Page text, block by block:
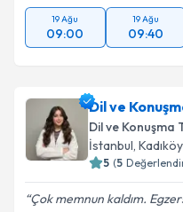
19 Ağu
09:00
19 Ağu
09:40
Dil ve
Dil ve Konuşma
İstanbul, Kadıköy
5 (5
Çok memnun kaldım.